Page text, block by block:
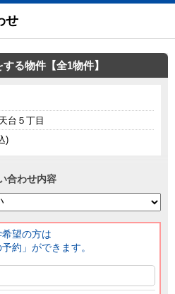
せ
る物件【全1物件】
台５丁目
)
合わせ内容
希望の方は
予約」ができます。